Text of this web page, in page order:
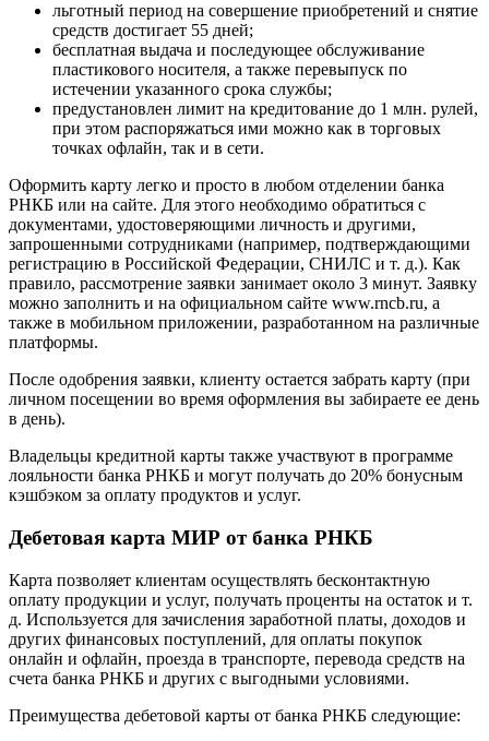
льготный период на совершение приобретений и снятие
средств достигает 55 дней;
бесплатная выдача и последующее обслуживание
пластикового носителя, а также перевыпуск по
истечении указанного срока службы;
предустановлен лимит на кредитование до 1 млн. рулей,
при этом распоряжаться ими можно как в торговых
точках офлайн, так и в сети.
Оформить карту легко и просто в любом отделении банка
РНКБ или на сайте. Для этого необходимо обратиться с
документами, удостоверяющими личность и другими,
запрошенными сотрудниками (например, подтверждающими
регистрацию в Российской Федерации, СНИЛС и т. д.). Как
правило, рассмотрение заявки занимает около 3 минут. Заявку
можно заполнить и на официальном сайте www.rncb.ru, а
также в мобильном приложении, разработанном на различные
платформы.
После одобрения заявки, клиенту остается забрать карту (при
личном посещении во время оформления вы забираете ее день
в день).
Владельцы кредитной карты также участвуют в программе
лояльности банка РНКБ и могут получать до 20% бонусным
кэшбэком за оплату продуктов и услуг.
Дебетовая карта МИР от банка РНКБ
Карта позволяет клиентам осуществлять бесконтактную
оплату продукции и услуг, получать проценты на остаток и т.
д. Используется для зачисления заработной платы, доходов и
других финансовых поступлений, для оплаты покупок
онлайн и офлайн, проезда в транспорте, перевода средств на
счета банка РНКБ и других с выгодными условиями.
Преимущества дебетовой карты от банка РНКБ следующие: